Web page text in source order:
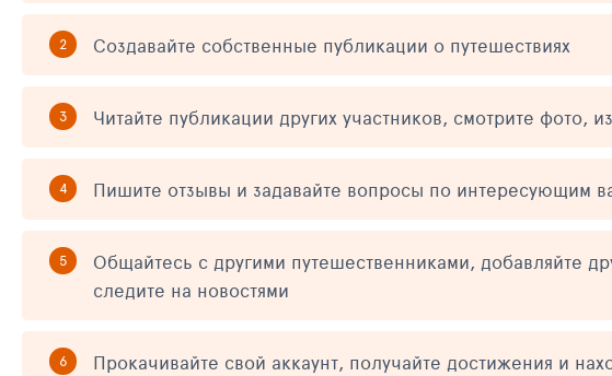
Создавайте собственные публикации о путешествиях
Читайте публикации других участников, смотрите фото,
Пишите отзывы и задавайте вопросы по интересующим
Общайтесь с другими путешественниками, добавляйте
следите на новостями
Прокачивайте свой аккаунт, получайте достижения и